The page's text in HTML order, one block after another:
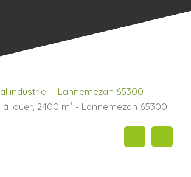
industriel
Lannemezan 65300
louer, 2400 m² - Lannemezan 65300